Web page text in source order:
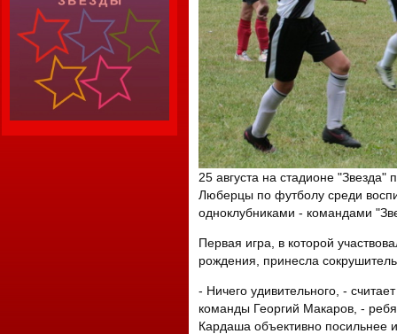
25 августа на стадионе "Звезда"
Люберцы по футболу среди
одноклубниками - командами
Первая игра, в которой
рождения, принесла
- Ничего удивительного, -
команды Георгий Макаров, -
Кардаша объективно посильнее